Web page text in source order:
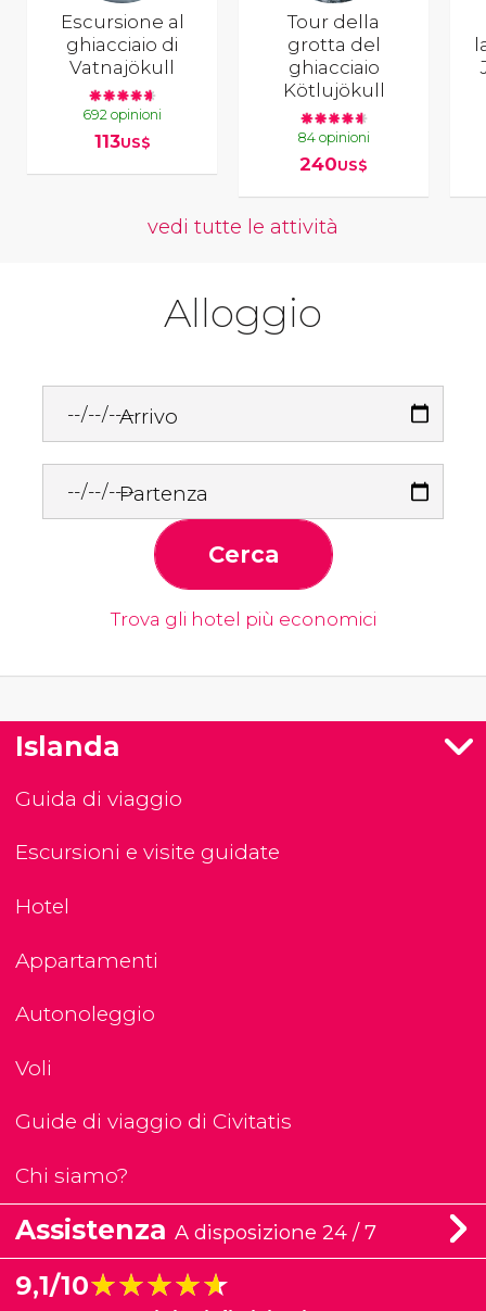
Escursione al
ghiacciaio di
Vatnajökull
692 opinioni
113US$
Tour della
grotta del
ghiacciaio
Kötlujökull
84 opinioni
240US$
vedi tutte le attività
Alloggio
Arrivo
Partenza
Cerca
Trova gli hotel più economici
Islanda
Guida di viaggio
Escursioni e visite guidate
Hotel
Appartamenti
Autonoleggio
Voli
Guide di viaggio di Civitatis
Chi siamo?
Assistenza A disposizione 24 / 7
9,1/10★★★★★
★★★★★